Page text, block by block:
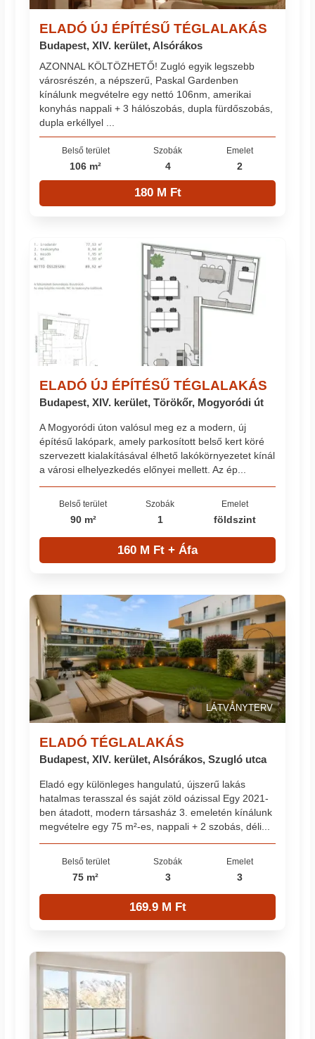
ELADÓ ÚJ ÉPÍTÉSŰ TÉGLALAKÁS
Budapest, XIV. kerület, Alsórákos
AZONNAL KÖLTÖZHETŐ! Zugló egyik legszebb
városrészén, a népszerű, Paskal Gardenben
kínálunk megvételre egy nettó 106nm, amerikai
konyhás nappali + 3 hálószobás, dupla fürdőszobás,
dupla erkéllyel ...
Belső terület
106 m²
Szobák
4
Emelet
2
180 M Ft
ELADÓ ÚJ ÉPÍTÉSŰ TÉGLALAKÁS
Budapest, XIV. kerület, Törökőr, Mogyoródi út
A Mogyoródi úton valósul meg ez a modern, új
építésű lakópark, amely parkosított belső kert köré
szervezett kialakításával élhető lakókörnyezetet kínál
a városi elhelyezkedés előnyei mellett. Az ép...
Belső terület
90 m²
Szobák
1
Emelet
földszint
160 M Ft + Áfa
LÁTVÁNYTERV
ELADÓ TÉGLALAKÁS
Budapest, XIV. kerület, Alsórákos, Szugló utca
Eladó egy különleges hangulatú, újszerű lakás
hatalmas terasszal és saját zöld oázissal Egy 2021-
ben átadott, modern társasház 3. emeletén kínálunk
megvételre egy 75 m²-es, nappali + 2 szobás, déli...
Belső terület
75 m²
Szobák
3
Emelet
3
169.9 M Ft